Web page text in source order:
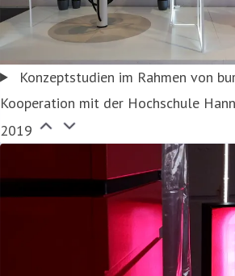
Konzeptstudien im Rahmen von
Kooperation mit der Hochschule
2019